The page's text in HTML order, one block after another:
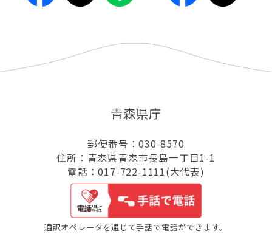
青森県庁
郵便番号：030-8570
住所：青森県青森市長島一丁目1-1
電話：017-722-1111(大代表)
通訳オペレータを通じて手話で電話ができます。